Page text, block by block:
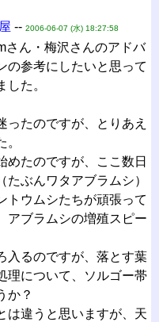
-- 2006-06-07 (水) 18:27:58
さん・梅沢さんのアドバ
の参考にしたいと思って
た。
ったのですが、とりあえ
めたのですが、ここ数日
ぶんワタアブラムシ）
トウムシたちが頑張って
アブラムシの増殖スピー
入るのですが、落とす葉
理について、ソルゴー帯
か？
は違うと思いますが、天